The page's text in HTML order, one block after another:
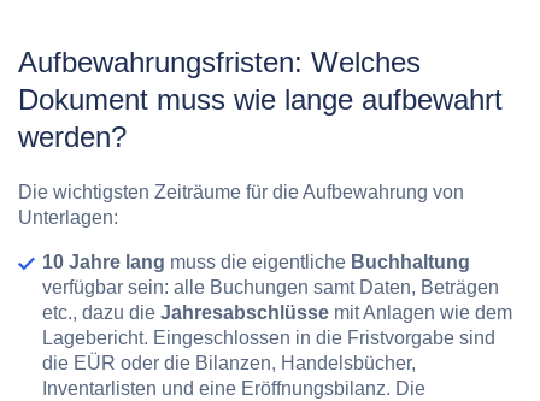
Aufbewahrungsfristen: Welches
Dokument muss wie lange aufbewahrt
werden?
Die wichtigsten Zeiträume für die Aufbewahrung von
Unterlagen:
10 Jahre lang muss die eigentliche Buchhaltung
verfügbar sein: alle Buchungen samt Daten, Beträgen
etc., dazu die Jahresabschlüsse mit Anlagen wie dem
Lagebericht. Eingeschlossen in die Fristvorgabe sind
die EÜR oder die Bilanzen, Handelsbücher,
Inventarlisten und eine Eröffnungsbilanz. Die